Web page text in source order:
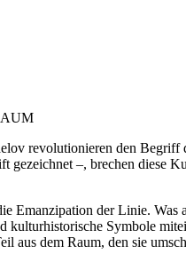
revolutionieren den
–, brechen diese
Emanzipation der Linie.
kulturhistorische Symbole
aus dem Raum, den sie